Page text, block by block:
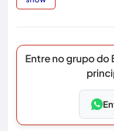
Entre no grupo do